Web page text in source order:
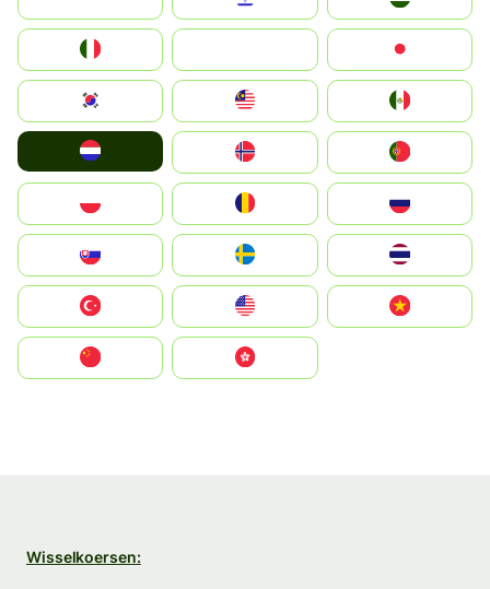
South Korea
United States
中國香港特別行政區
Wisselkoersen: